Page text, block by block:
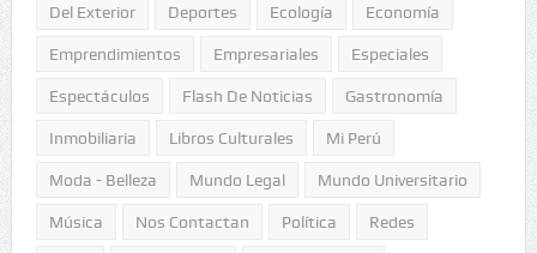
Del Exterior Deportes Ecología Economía
Emprendimientos Empresariales Especiales
Espectáculos Flash De Noticias Gastronomía
Inmobiliaria Libros Culturales Mi Perú
Moda - Belleza Mundo Legal Mundo Universitario
Música Nos Contactan Política Redes